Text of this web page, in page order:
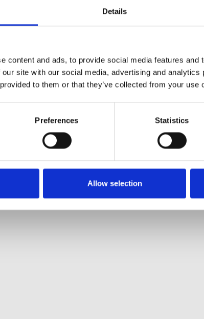
Details
content and ads, to provide social media features and
site with our social media, advertising and
to them or that they’ve collected from your use
Preferences Statistics
Allow selection
se denne video.